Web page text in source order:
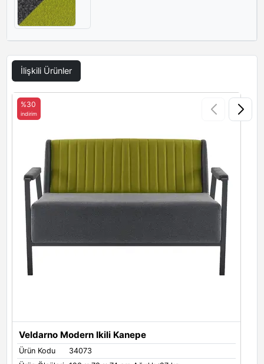
İlişkili Ürünler
Veldarno Modern Ikili Kanepe
Ürün Kodu
34073
%30
indirim